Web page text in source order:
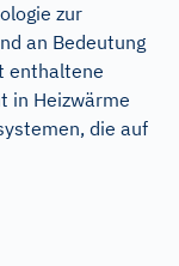
zur
an Bedeutung
enthaltene
in Heizwärme
die auf